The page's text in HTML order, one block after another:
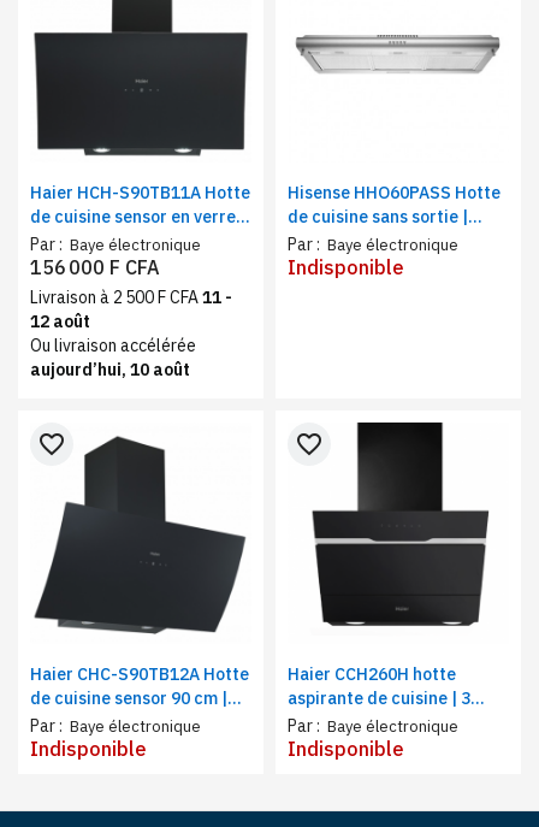
Haier HCH-S90TB11A Hotte
de cuisine sensor en verre
90X60 cm, cheminée
externe, noire
Par : Baye électronique
156 000 F CFA
Livraison à 2 500 F CFA11 -
12 août
Ou livraison accélérée
aujourd’hui, 10 août
Hisense HHO60PASS Hotte
de cuisine sans sortie |
Extracteur de cuisson avec
ventilation, LED, Inox
Par : Baye électronique
Indisponible
Haier CHC-S90TB12A Hotte
de cuisine sensor 90 cm |
Cheminée externe , noire,
verre
Par : Baye électronique
favorite_border
Indisponible
Haier CCH260H hotte
aspirante de cuisine | 3
niveaux de vitesse,
cheminée extensible en
Par : Baye électronique
favorite_border
Indisponible